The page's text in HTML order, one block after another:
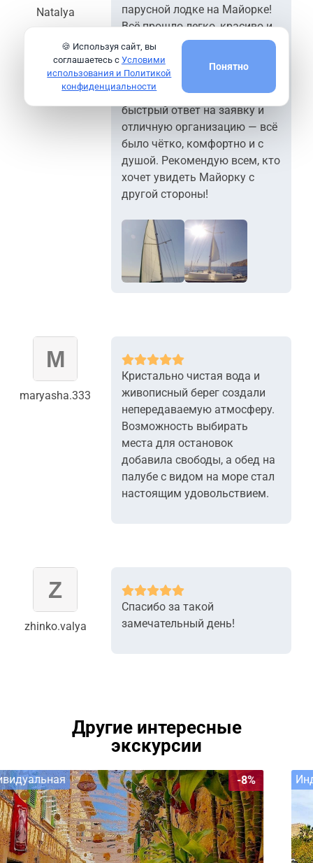
Natalya
парусной лодке на Майорке!
Всё прошло легко, красиво и
очень атмосферно — море,
ветер и потрясающие виды
острова с воды. Отдельное
спасибо гиду Владимиру за
быстрый ответ на заявку и
отличную организацию — всё
было чётко, комфортно и с
душой. Рекомендую всем, кто
хочет увидеть Майорку с
другой стороны!
maryasha.333
Кристально чистая вода и
живописный берег создали
непередаваемую атмосферу.
Возможность выбирать
места для остановок
добавила свободы, а обед на
палубе с видом на море стал
настоящим удовольствием.
zhinko.valya
Спасибо за такой
замечательный день!
Другие интересные
экскурсии
-11%
Индивидуальная
🍪 Используя сайт, вы
соглашаетесь с Условими
использования и Политикой
конфиденциальности
Понятно